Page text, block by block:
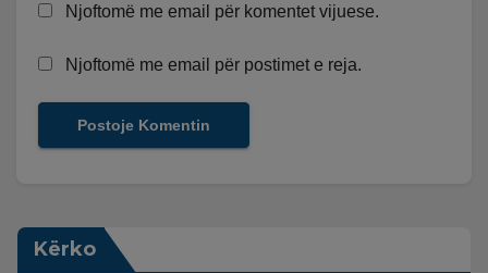
Njoftomë me email për komentet vijuese.
Njoftomë me email për postimet e reja.
Kërko